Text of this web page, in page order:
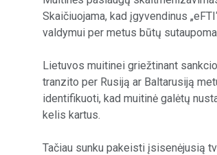
Skaičiuojama, kad įgyvendinus
valdymui per metus būtų
Lietuvos muitinei griežtinant
tranzito per Rusiją ar Baltarusiją
identifikuoti, kad muitinė galėtų
kelis kartus.
Tačiau sunku pakeisti įsisenėjusią